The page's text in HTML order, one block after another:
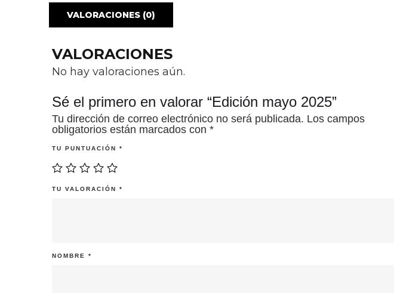
VALORACIONES (0)
VALORACIONES
No hay valoraciones aún.
Sé el primero en valorar “Edición mayo 2025”
Tu dirección de correo electrónico no será publicada. Los campos
obligatorios están marcados con *
TU PUNTUACIÓN *
TU VALORACIÓN *
NOMBRE *